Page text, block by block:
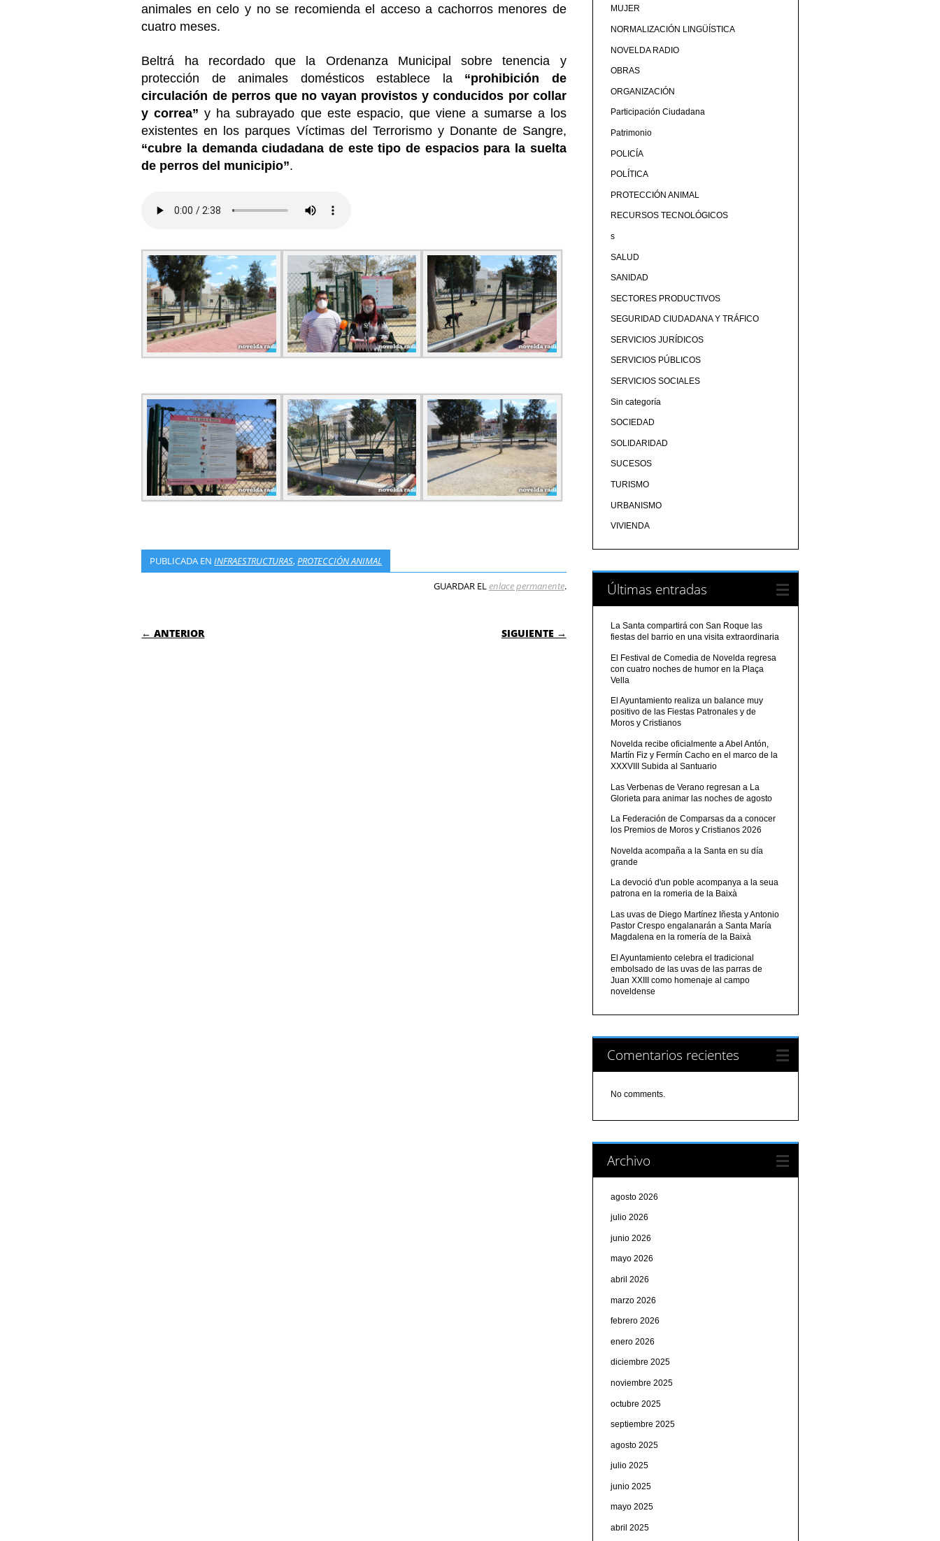
animales en celo y no se recomienda el acceso a cachorros menores de
cuatro meses.
Beltrá ha recordado que la Ordenanza Municipal sobre tenencia y
protección de animales domésticos establece la “prohibición de
circulación de perros que no vayan provistos y conducidos por collar
y correa” y ha subrayado que este espacio, que viene a sumarse a los
existentes en los parques Víctimas del Terrorismo y Donante de Sangre,
“cubre la demanda ciudadana de este tipo de espacios para la suelta
de perros del municipio”.
PUBLICADA ENINFRAESTRUCTURAS,PROTECCIÓN ANIMAL
GUARDAR ELenlace permanente.
NAVEGACIÓN DE ENTRADAS
← ANTERIOR SIGUIENTE →
MUJER
NORMALIZACIÓN LINGÜÍSTICA
NOVELDA RADIO
OBRAS
ORGANIZACIÓN
Participación Ciudadana
Patrimonio
POLICÍA
POLÍTICA
PROTECCIÓN ANIMAL
RECURSOS TECNOLÓGICOS
s
SALUD
SANIDAD
SECTORES PRODUCTIVOS
SEGURIDAD CIUDADANA Y TRÁFICO
SERVICIOS JURÍDICOS
SERVICIOS PÚBLICOS
SERVICIOS SOCIALES
Sin categoría
SOCIEDAD
SOLIDARIDAD
SUCESOS
TURISMO
URBANISMO
VIVIENDA
Últimas entradas
La Santa compartirá con San Roque las
fiestas del barrio en una visita extraordinaria
El Festival de Comedia de Novelda regresa
con cuatro noches de humor en la Plaça
Vella
El Ayuntamiento realiza un balance muy
positivo de las Fiestas Patronales y de
Moros y Cristianos
Novelda recibe oficialmente a Abel Antón,
Martín Fiz y Fermín Cacho en el marco de la
XXXVIII Subida al Santuario
Las Verbenas de Verano regresan a La
Glorieta para animar las noches de agosto
La Federación de Comparsas da a conocer
los Premios de Moros y Cristianos 2026
Novelda acompaña a la Santa en su día
grande
La devoció d'un poble acompanya a la seua
patrona en la romeria de la Baixà
Las uvas de Diego Martínez Iñesta y Antonio
Pastor Crespo engalanarán a Santa María
Magdalena en la romería de la Baixà
El Ayuntamiento celebra el tradicional
embolsado de las uvas de las parras de
Juan XXIII como homenaje al campo
noveldense
Comentarios recientes
No comments.
Archivo
agosto 2026
julio 2026
junio 2026
mayo 2026
abril 2026
marzo 2026
febrero 2026
enero 2026
diciembre 2025
noviembre 2025
octubre 2025
septiembre 2025
agosto 2025
julio 2025
junio 2025
mayo 2025
abril 2025